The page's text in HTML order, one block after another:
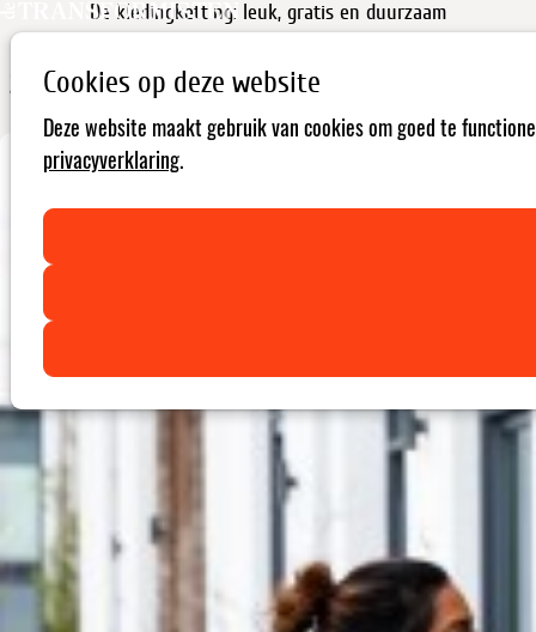
Cookies op deze website
Deze website maakt gebruik van cookies om goed te
privacyverklaring.
De kledingketting: leuk, gratis en duurzaam
Zin om kleding te ruilen met andere mensen in jouw wijk of stad?
Organiseer een Kledingketting.